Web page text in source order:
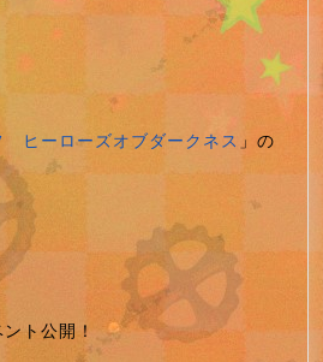
ヒーローズオブダークネス」の
ト公開！